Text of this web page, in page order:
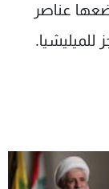
عناصر